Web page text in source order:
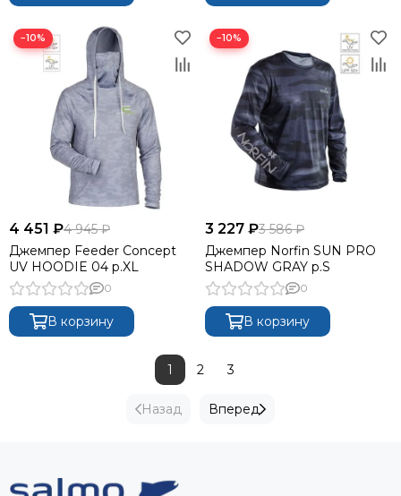
−10%
4 451 ₽4 945 ₽
Джемпер Feeder Concept
UV HOODIE 04 р.XL
0
В корзину
−10%
3 227 ₽3 586 ₽
Джемпер Norfin SUN PRO
SHADOW GRAY р.S
0
В корзину
Назад
1 2 3
Вперед